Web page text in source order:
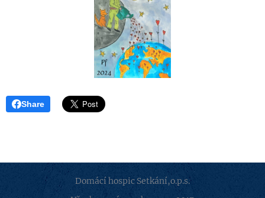
Share
Domácí hospic Setkání,o.p.s.